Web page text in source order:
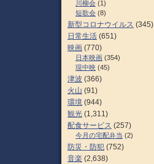
川柳会 (1)
短歌会 (8)
新型コロナウイルス (345)
日常生活 (651)
映画 (770)
日本映画 (354)
現中映 (45)
津波 (366)
火山 (91)
環境 (944)
観光 (1,311)
配食サービス (257)
今月の宅配弁当 (2)
防災・防犯 (752)
音楽 (2,638)